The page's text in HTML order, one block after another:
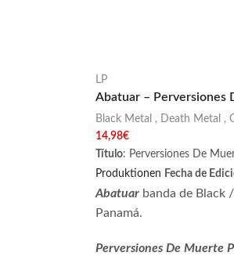
LP
Abatuar – Perversiones
Black Metal , Death Metal ,
14,98€
Título: Perversiones De
Produktionen Fecha de
Abatuar banda de Black
Panamá.
Perversiones De Muerte